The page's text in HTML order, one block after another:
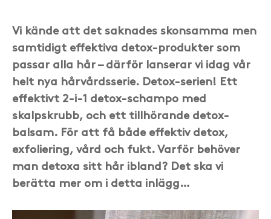
Vi kände att det saknades skonsamma men
samtidigt effektiva detox-produkter som
passar alla hår – därför lanserar vi idag vår
helt nya hårvårdsserie. Detox-serien! Ett
effektivt 2-i-1 detox-schampo med
skalpskrubb, och ett tillhörande detox-
balsam. För att få både effektiv detox,
exfoliering, vård och fukt. Varför behöver
man detoxa sitt hår ibland? Det ska vi
berätta mer om i detta inlägg…